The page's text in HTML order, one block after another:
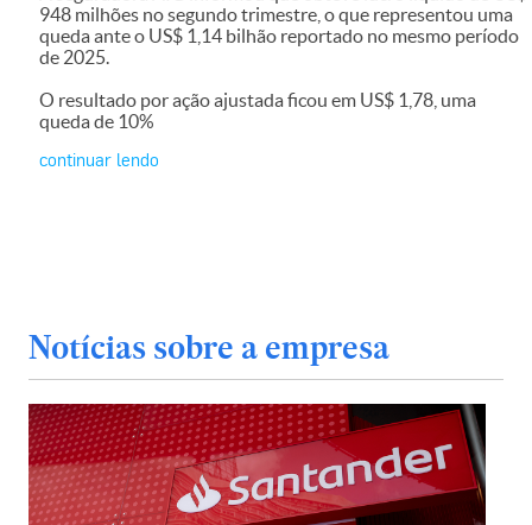
948 milhões no segundo trimestre, o que representou uma
queda ante o US$ 1,14 bilhão reportado no mesmo período
de 2025.
O resultado por ação ajustada ficou em US$ 1,78, uma
queda de 10%
continuar lendo
Notícias sobre a empresa